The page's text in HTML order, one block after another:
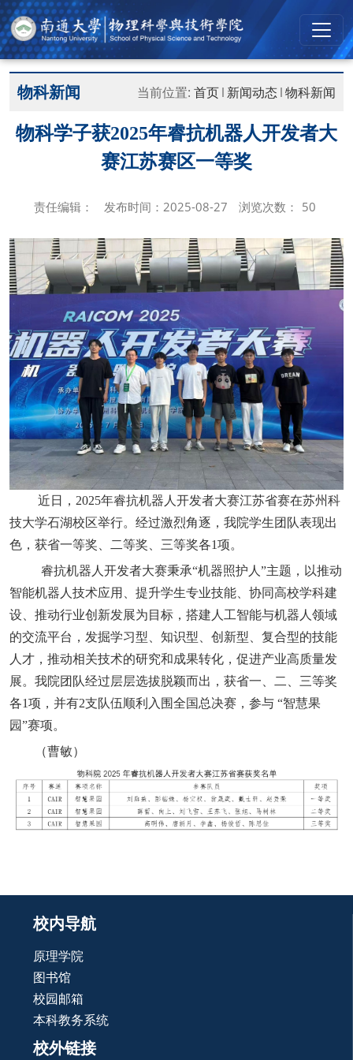
当前位置: 首页 新闻动态 物科新闻
物科新闻
物科学子获2025年睿抗机器人开发者大
赛江苏赛区一等奖
责任编辑： 发布时间：2025-08-27 浏览次数： 50
近日，2025年睿抗机器人开发者大赛江苏省赛在苏州科
技大学石湖校区举行。经过激烈角逐，我院学生团队表现出
色，获省一等奖、二等奖、三等奖各1项。
睿抗机器人开发者大赛秉承“机器照护人”主题，以推动
智能机器人技术应用、提升学生专业技能、协同高校学科建
设、推动行业创新发展为目标，搭建人工智能与机器人领域
的交流平台，发掘学习型、知识型、创新型、复合型的技能
人才，推动相关技术的研究和成果转化，促进产业高质量发
展。我院团队经过层层选拔脱颖而出，获省一、二、三等奖
各1项，并有2支队伍顺利入围全国总决赛，参与 “智慧果
园”赛项。
（曹敏）
校内导航
原理学院
图书馆
校园邮箱
本科教务系统
校外链接